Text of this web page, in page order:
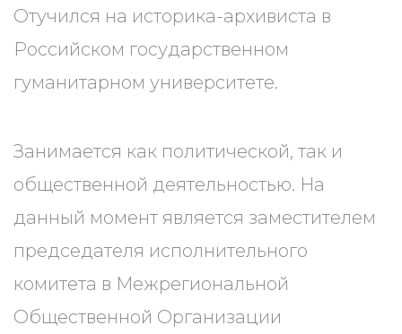
Отучился на историка-архивиста в
Российском государственном
гуманитарном университете.
Занимается как политической, так и
общественной деятельностью. На
данный момент является заместителем
председателя исполнительного
комитета в Межрегиональной
Общественной Организации